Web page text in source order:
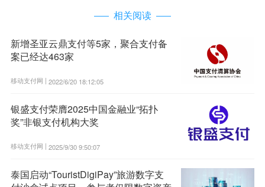
相关阅读
新增圣亚云鼎支付等5家，聚合支付备
案已经达463家
移动支付网 | 2022/6/20 18:12:05
银盛支付荣膺2025中国金融业“拓扑
奖”非银支付机构大奖
移动支付网 | 2025/9/30 9:50:07
泰国启动“TouristDigiPay”旅游数字支